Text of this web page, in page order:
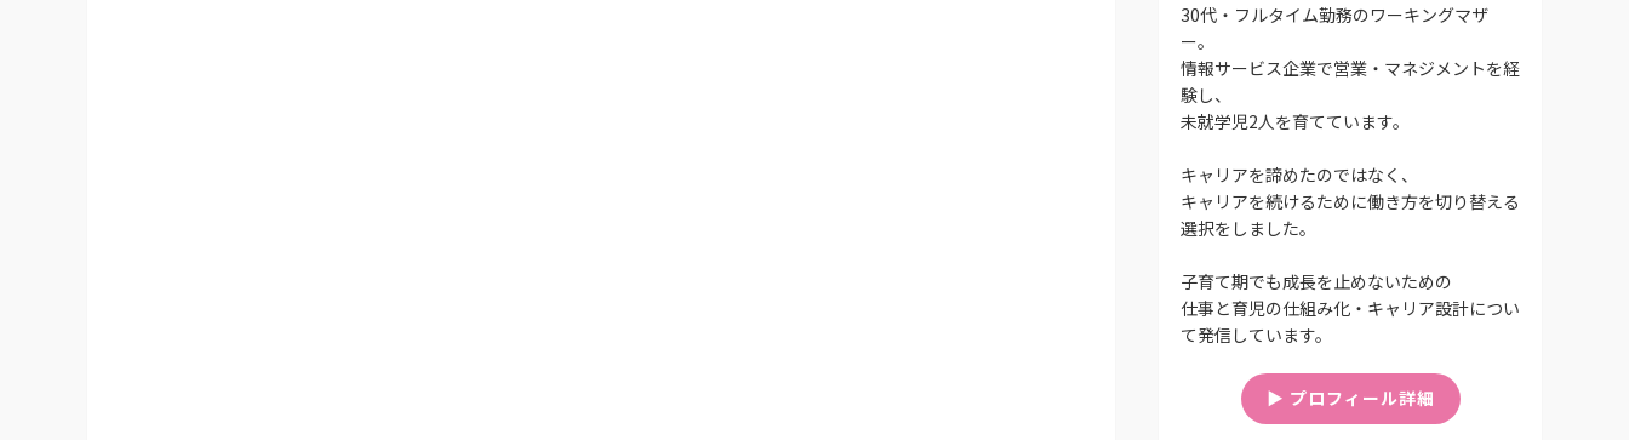
30代・フルタイム勤務のワーキングマザ
ー。
情報サービス企業で営業・マネジメントを経
験し、
未就学児2人を育てています。
キャリアを諦めたのではなく、
キャリアを続けるために働き方を切り替える
選択をしました。
子育て期でも成長を止めないための
仕事と育児の仕組み化・キャリア設計につい
て発信しています。
▶︎ プロフィール詳細